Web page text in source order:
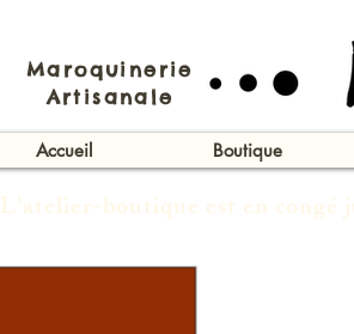
Accueil Boutique
Maroquinerie
Artisanale
L'atelier-boutique est en congé